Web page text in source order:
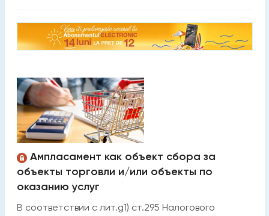
Ампласамент как объект сбора за
объекты торговли и/или объекты по
оказанию услуг
В соответствии с лит.g1) ст.295 Налогового